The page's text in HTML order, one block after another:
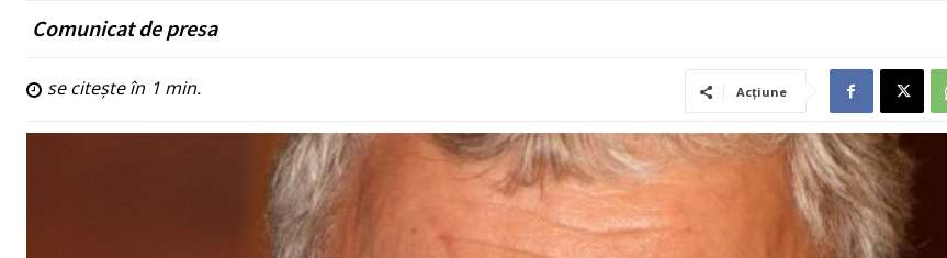
Comunicat de presa
se citește în 1 min. Acțiune